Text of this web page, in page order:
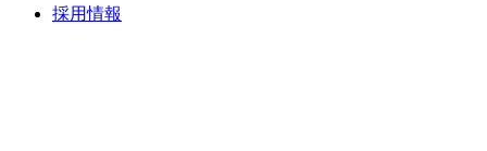
採用情報